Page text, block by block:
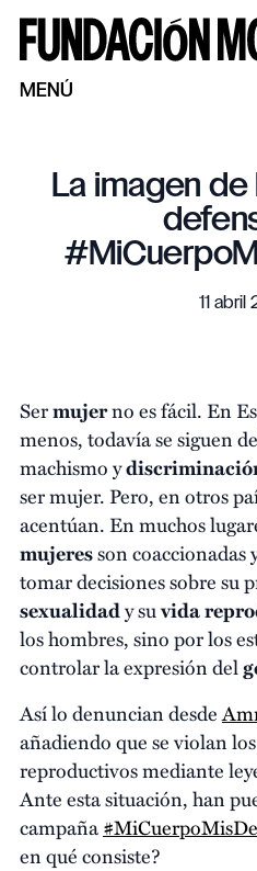
MENÚ
La imagen de
11 abril
Sermujerno es fácil. En
menos, todavía se siguen
machismo y
ser mujer. Pero, en otros
acentúan. En muchos
mujeresson coaccionadas
tomar decisiones sobre su
sexualidady suvida
los hombres, sino por los
controlar la expresión del
Así lo denuncian desde
añadiendo que se violan los
reproductivos mediante
Ante esta situación, han
campaña
en qué consiste?